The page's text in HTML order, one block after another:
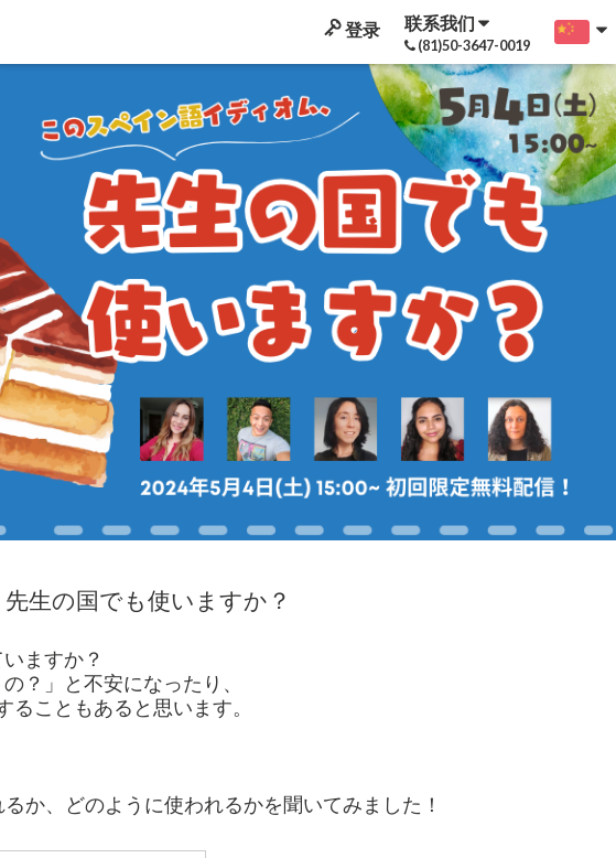
登录 联系我们
(81)50-3647-0019
生の国でも使いますか？
ますか？
？」と不安になったり、
こともあると思います。
か、どのように使われるかを聞いてみました！